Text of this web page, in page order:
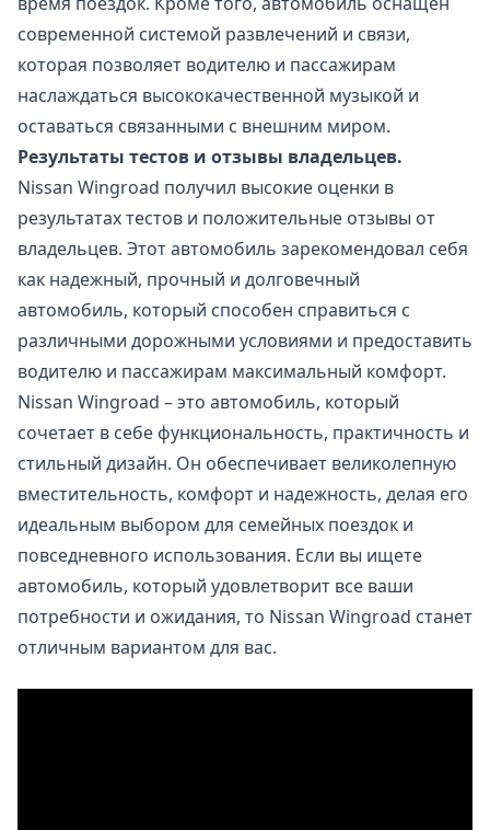
современной системой развлечений и связи,
которая позволяет водителю и пассажирам
наслаждаться высококачественной музыкой и
оставаться связанными с внешним миром.
Результаты тестов и отзывы владельцев.
Nissan Wingroad получил высокие оценки в
результатах тестов и положительные отзывы от
владельцев. Этот автомобиль зарекомендовал себя
как надежный, прочный и долговечный
автомобиль, который способен справиться с
различными дорожными условиями и предоставить
водителю и пассажирам максимальный комфорт.
Nissan Wingroad – это автомобиль, который
сочетает в себе функциональность, практичность и
стильный дизайн. Он обеспечивает великолепную
вместительность, комфорт и надежность, делая его
идеальным выбором для семейных поездок и
повседневного использования. Если вы ищете
автомобиль, который удовлетворит все ваши
потребности и ожидания, то Nissan Wingroad станет
отличным вариантом для вас.